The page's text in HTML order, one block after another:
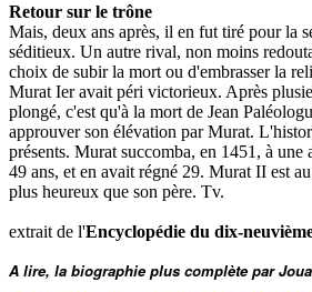
Retour sur le trône
Mais, deux ans après, il en fut tiré pour la
séditieux. Un autre rival, non moins
choix de subir la mort ou d'embrasser la
Murat Ier avait péri victorieux. Après
plongé, c'est qu'à la mort de Jean
approuver son élévation par Murat.
présents. Murat succomba, en 1451, à
49 ans, et en avait régné 29. Murat II est
plus heureux que son père. Tv.
extrait de l'Encyclopédie du dix-
A lire, la biographie plus complète par